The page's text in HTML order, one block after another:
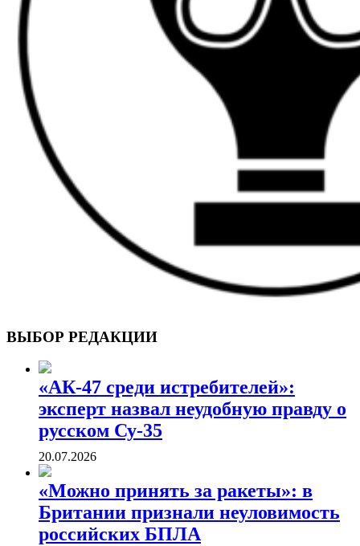
ВОЕННЫЕ СТРАНИЦЫ
СТАТЬИ ВОЕННОЙ ТЕМАТИКИ
ВЫБОР РЕДАКЦИИ
«АК-47 среди истребителей»:
эксперт назвал неудобную правду о
русском Су-35
20.07.2026
«Можно принять за ракеты»: в
Британии признали неуловимость
российских БПЛА